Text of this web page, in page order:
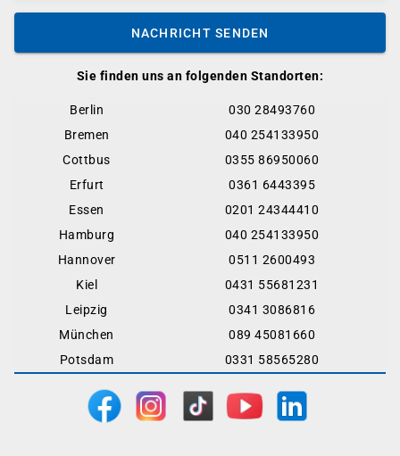
Sie finden uns an folgenden Standorten:
Berlin
030 28493760
Bremen
040 254133950
Cottbus
0355 86950060
Erfurt
0361 6443395
Essen
0201 24344410
Hamburg
040 254133950
Hannover
0511 2600493
Kiel
0431 55681231
Leipzig
0341 3086816
München
089 45081660
Potsdam
0331 58565280
NACHRICHT SENDEN